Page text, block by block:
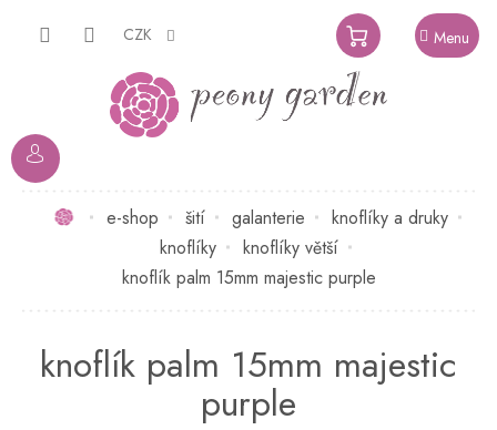
CZK
NÁKUPNÍ
KOŠÍK
Domůe-shop šití galanterie
knoflíky a druky
knoflíky
knoflíky větší
knoflík palm 15mm majestic purple
knoflík palm 15mm majestic
purple